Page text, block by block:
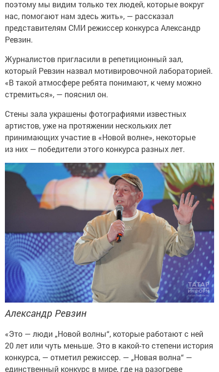
поэтому мы видим только тех людей, которые вокруг
нас, помогают нам здесь жить», — рассказал
представителям СМИ режиссер конкурса Александр
Ревзин.
Журналистов пригласили в репетиционный зал,
который Ревзин назвал мотивировочной лабораторией.
«В такой атмосфере ребята понимают, к чему можно
стремиться», — пояснил он.
Стены зала украшены фотографиями известных
артистов, уже на протяжении нескольких лет
принимающих участие в «Новой волне», некоторые
из них — победители этого конкурса разных лет.
Александр Ревзин
«Это — люди „Новой волны“, которые работают с ней
20 лет или чуть меньше. Это в какой-то степени история
конкурса, — отметил режиссер. — „Новая волна“ —
единственный конкурс в мире, где на разогреве